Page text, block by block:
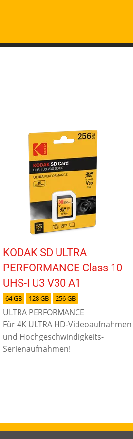
KODAK SD ULTRA
PERFORMANCE Class 10
UHS-I U3 V30 A1
64 GB 128 GB 256 GB
ULTRA PERFORMANCE
Für 4K ULTRA HD-Videoaufnahmen
und Hochgeschwindigkeits-
Serienaufnahmen!